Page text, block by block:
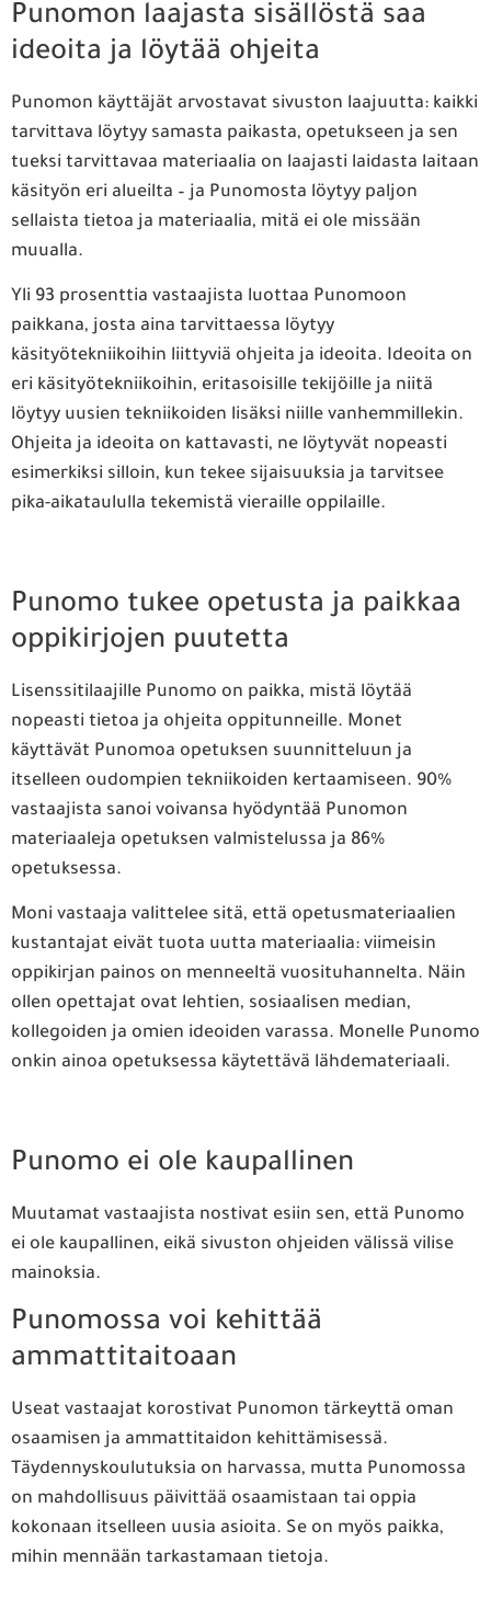
Punomon laajasta sisällöstä saa
ideoita ja löytää ohjeita
Punomon käyttäjät arvostavat sivuston laajuutta: kaikki
tarvittava löytyy samasta paikasta, opetukseen ja sen
tueksi tarvittavaa materiaalia on laajasti laidasta laitaan
käsityön eri alueilta – ja Punomosta löytyy paljon
sellaista tietoa ja materiaalia, mitä ei ole missään
muualla.
Yli 93 prosenttia vastaajista luottaa Punomoon
paikkana, josta aina tarvittaessa löytyy
käsityötekniikoihin liittyviä ohjeita ja ideoita. Ideoita on
eri käsityötekniikoihin, eritasoisille tekijöille ja niitä
löytyy uusien tekniikoiden lisäksi niille vanhemmillekin.
Ohjeita ja ideoita on kattavasti, ne löytyvät nopeasti
esimerkiksi silloin, kun tekee sijaisuuksia ja tarvitsee
pika-aikataululla tekemistä vieraille oppilaille.
Punomo tukee opetusta ja paikkaa
oppikirjojen puutetta
Lisenssitilaajille Punomo on paikka, mistä löytää
nopeasti tietoa ja ohjeita oppitunneille. Monet
käyttävät Punomoa opetuksen suunnitteluun ja
itselleen oudompien tekniikoiden kertaamiseen. 90%
vastaajista sanoi voivansa hyödyntää Punomon
materiaaleja opetuksen valmistelussa ja 86%
opetuksessa.
Moni vastaaja valittelee sitä, että opetusmateriaalien
kustantajat eivät tuota uutta materiaalia: viimeisin
oppikirjan painos on menneeltä vuosituhannelta. Näin
ollen opettajat ovat lehtien, sosiaalisen median,
kollegoiden ja omien ideoiden varassa. Monelle Punomo
onkin ainoa opetuksessa käytettävä lähdemateriaali.
Punomo ei ole kaupallinen
Muutamat vastaajista nostivat esiin sen, että Punomo
ei ole kaupallinen, eikä sivuston ohjeiden välissä vilise
mainoksia.
Punomossa voi kehittää
ammattitaitoaan
Useat vastaajat korostivat Punomon tärkeyttä oman
osaamisen ja ammattitaidon kehittämisessä.
Täydennyskoulutuksia on harvassa, mutta Punomossa
on mahdollisuus päivittää osaamistaan tai oppia
kokonaan itselleen uusia asioita. Se on myös paikka,
mihin mennään tarkastamaan tietoja.